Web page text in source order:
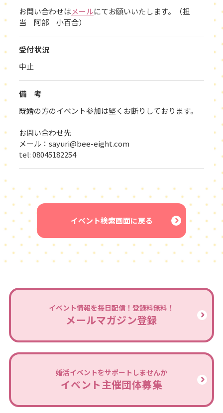
お問い合わせはメールにてお願いいたします。（担
当 阿部 小百合）
受付状況
中止
備 考
既婚の方のイベント参加は堅くお断りしております。
お問い合わせ先
メール：sayuri@bee-eight.com
tel: 08045182254
イベント検索画面に戻る
イベント情報を毎日配信！登録料無料！
メールマガジン登録
婚活イベントをサポートしませんか
イベント主催団体募集